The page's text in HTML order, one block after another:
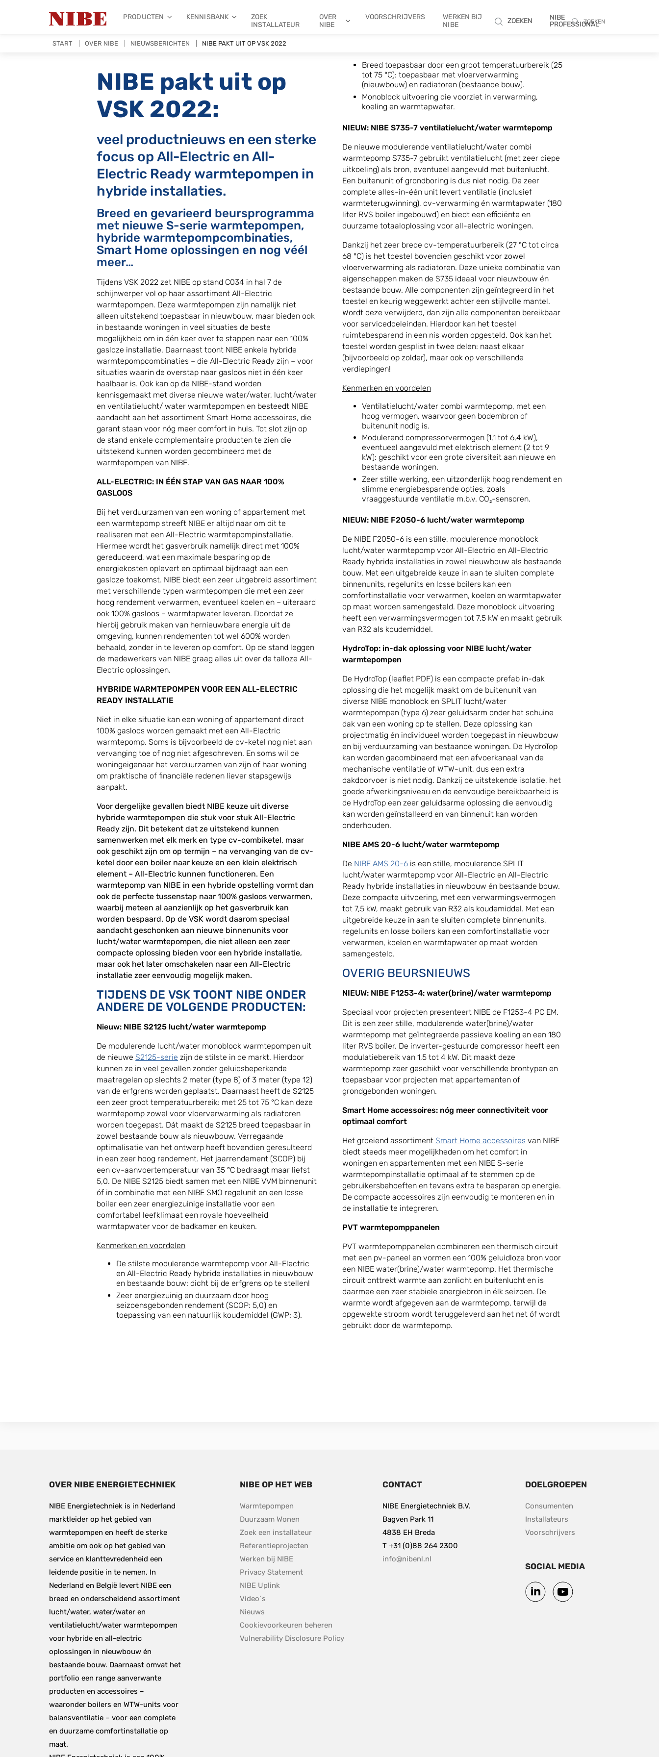
PRODUCTEN KENNISBANK
ZOEK
INSTALLATEUR
OVER
NIBE
VOORSCHRIJVERS
WERKEN BIJ
NIBE
ZOEKEN
NIBE
PROFESSIONAL
ZOEKEN
START OVER NIBE NIEUWSBERICHTEN NIBE PAKT UIT OP VSK 2022
NIBE pakt uit op
VSK 2022:
veel productnieuws en een sterke
focus op All-Electric en All-
Electric Ready warmtepompen in
hybride installaties.
Breed en gevarieerd beursprogramma
met nieuwe S-serie warmtepompen,
hybride warmtepompcombinaties,
Smart Home oplossingen en nog véél
meer…
Tijdens VSK 2022 zet NIBE op stand C034 in hal 7 de
schijnwerper vol op haar assortiment All-Electric
warmtepompen. Deze warmtepompen zijn namelijk niet
alleen uitstekend toepasbaar in nieuwbouw, maar bieden ook
in bestaande woningen in veel situaties de beste
mogelijkheid om in één keer over te stappen naar een 100%
gasloze installatie. Daarnaast toont NIBE enkele hybride
warmtepompcombinaties – die All-Electric Ready zijn – voor
situaties waarin de overstap naar gasloos niet in één keer
haalbaar is. Ook kan op de NIBE-stand worden
kennisgemaakt met diverse nieuwe water/water, lucht/water
en ventilatielucht/ water warmtepompen en besteedt NIBE
aandacht aan het assortiment Smart Home accessoires, die
garant staan voor nóg meer comfort in huis. Tot slot zijn op
de stand enkele complementaire producten te zien die
uitstekend kunnen worden gecombineerd met de
warmtepompen van NIBE.
ALL-ELECTRIC: IN ÉÉN STAP VAN GAS NAAR 100%
GASLOOS
Bij het verduurzamen van een woning of appartement met
een warmtepomp streeft NIBE er altijd naar om dit te
realiseren met een All-Electric warmtepompinstallatie.
Hiermee wordt het gasverbruik namelijk direct met 100%
gereduceerd, wat een maximale besparing op de
energiekosten oplevert en optimaal bijdraagt aan een
gasloze toekomst. NIBE biedt een zeer uitgebreid assortiment
met verschillende typen warmtepompen die met een zeer
hoog rendement verwarmen, eventueel koelen en – uiteraard
ook 100% gasloos – warmtapwater leveren. Doordat ze
hierbij gebruik maken van hernieuwbare energie uit de
omgeving, kunnen rendementen tot wel 600% worden
behaald, zonder in te leveren op comfort. Op de stand leggen
de medewerkers van NIBE graag alles uit over de talloze All-
Electric oplossingen.
HYBRIDE WARMTEPOMPEN VOOR EEN ALL-ELECTRIC
READY INSTALLATIE
Niet in elke situatie kan een woning of appartement direct
100% gasloos worden gemaakt met een All-Electric
warmtepomp. Soms is bijvoorbeeld de cv-ketel nog niet aan
vervanging toe of nog niet afgeschreven. En soms wil de
woningeigenaar het verduurzamen van zijn of haar woning
om praktische of financiële redenen liever stapsgewijs
aanpakt.
Voor dergelijke gevallen biedt NIBE keuze uit diverse
hybride warmtepompen die stuk voor stuk All-Electric
Ready zijn. Dit betekent dat ze uitstekend kunnen
samenwerken met elk merk en type cv-combiketel, maar
ook geschikt zijn om op termijn – na vervanging van de cv-
ketel door een boiler naar keuze en een klein elektrisch
element – All-Electric kunnen functioneren. Een
warmtepomp van NIBE in een hybride opstelling vormt dan
ook de perfecte tussenstap naar 100% gasloos verwarmen,
waarbij meteen al aanzienlijk op het gasverbruik kan
worden bespaard. Op de VSK wordt daarom speciaal
aandacht geschonken aan nieuwe binnenunits voor
lucht/water warmtepompen, die niet alleen een zeer
compacte oplossing bieden voor een hybride installatie,
maar ook het later omschakelen naar een All-Electric
installatie zeer eenvoudig mogelijk maken.
TIJDENS DE VSK TOONT NIBE ONDER
ANDERE DE VOLGENDE PRODUCTEN:
Nieuw: NIBE S2125 lucht/water warmtepomp
De modulerende lucht/water monoblock warmtepompen uit
de nieuweS2125-serie zijn de stilste in de markt. Hierdoor
kunnen ze in veel gevallen zonder geluidsbeperkende
maatregelen op slechts 2 meter (type 8) of 3 meter (type 12)
van de erfgrens worden geplaatst. Daarnaast heeft de S2125
een zeer groot temperatuurbereik: met 25 tot 75 °C kan deze
warmtepomp zowel voor vloerverwarming als radiatoren
worden toegepast. Dát maakt de S2125 breed toepasbaar in
zowel bestaande bouw als nieuwbouw. Verregaande
optimalisatie van het ontwerp heeft bovendien geresulteerd
in een zeer hoog rendement. Het jaarrendement (SCOP) bij
een cv-aanvoertemperatuur van 35 °C bedraagt maar liefst
5,0. De NIBE S2125 biedt samen met een NIBE VVM binnenunit
óf in combinatie met een NIBE SMO regelunit en een losse
boiler een zeer energiezuinige installatie voor een
comfortabel leefklimaat een royale hoeveelheid
warmtapwater voor de badkamer en keuken.
Kenmerken en voordelen
De stilste modulerende warmtepomp voor All-Electric
en All-Electric Ready hybride installaties in nieuwbouw
en bestaande bouw: dicht bij de erfgrens op te stellen!
Zeer energiezuinig en duurzaam door hoog
seizoensgebonden rendement (SCOP: 5,0) en
toepassing van een natuurlijk koudemiddel (GWP: 3).
Breed toepasbaar door een groot temperatuurbereik (25
tot 75 °C): toepasbaar met vloerverwarming
(nieuwbouw) en radiatoren (bestaande bouw).
Monoblock uitvoering die voorziet in verwarming,
koeling en warmtapwater.
NIEUW: NIBE S735-7 ventilatielucht/water warmtepomp
De nieuwe modulerende ventilatielucht/water combi
warmtepomp S735-7 gebruikt ventilatielucht (met zeer diepe
uitkoeling) als bron, eventueel aangevuld met buitenlucht.
Een buitenunit of grondboring is dus niet nodig. De zeer
complete alles-in-één unit levert ventilatie (inclusief
warmteterugwinning), cv-verwarming én warmtapwater (180
liter RVS boiler ingebouwd) en biedt een efficiënte en
duurzame totaaloplossing voor all-electric woningen.
Dankzij het zeer brede cv-temperatuurbereik (27 °C tot circa
68 °C) is het toestel bovendien geschikt voor zowel
vloerverwarming als radiatoren. Deze unieke combinatie van
eigenschappen maken de S735 ideaal voor nieuwbouw én
bestaande bouw. Alle componenten zijn geïntegreerd in het
toestel en keurig weggewerkt achter een stijlvolle mantel.
Wordt deze verwijderd, dan zijn alle componenten bereikbaar
voor servicedoeleinden. Hierdoor kan het toestel
ruimtebesparend in een nis worden opgesteld. Ook kan het
toestel worden gesplist in twee delen: naast elkaar
(bijvoorbeeld op zolder), maar ook op verschillende
verdiepingen!
Kenmerken en voordelen
Ventilatielucht/water combi warmtepomp, met een
hoog vermogen, waarvoor geen bodembron of
buitenunit nodig is.
Modulerend compressorvermogen (1,1 tot 6,4 kW),
eventueel aangevuld met elektrisch element (2 tot 9
kW): geschikt voor een grote diversiteit aan nieuwe en
bestaande woningen.
Zeer stille werking, een uitzonderlijk hoog rendement en
slimme energiebesparende opties, zoals
vraaggestuurde ventilatie m.b.v. CO₂-sensoren.
NIEUW: NIBE F2050-6 lucht/water warmtepomp
De NIBE F2050-6 is een stille, modulerende monoblock
lucht/water warmtepomp voor All-Electric en All-Electric
Ready hybride installaties in zowel nieuwbouw als bestaande
bouw. Met een uitgebreide keuze in aan te sluiten complete
binnenunits, regelunits en losse boilers kan een
comfortinstallatie voor verwarmen, koelen en warmtapwater
op maat worden samengesteld. Deze monoblock uitvoering
heeft een verwarmingsvermogen tot 7,5 kW en maakt gebruik
van R32 als koudemiddel.
HydroTop: in-dak oplossing voor NIBE lucht/water
warmtepompen
De HydroTop (leaflet PDF) is een compacte prefab in-dak
oplossing die het mogelijk maakt om de buitenunit van
diverse NIBE monoblock en SPLIT lucht/water
warmtepompen (type 6) zeer geluidsarm onder het schuine
dak van een woning op te stellen. Deze oplossing kan
projectmatig én individueel worden toegepast in nieuwbouw
en bij verduurzaming van bestaande woningen. De HydroTop
kan worden gecombineerd met een afvoerkanaal van de
mechanische ventilatie of WTW-unit, dus een extra
dakdoorvoer is niet nodig. Dankzij de uitstekende isolatie, het
goede afwerkingsniveau en de eenvoudige bereikbaarheid is
de HydroTop een zeer geluidsarme oplossing die eenvoudig
kan worden geïnstalleerd en van binnenuit kan worden
onderhouden.
NIBE AMS 20-6 lucht/water warmtepomp
De NIBE AMS 20-6is een stille, modulerende SPLIT
lucht/water warmtepomp voor All-Electric en All-Electric
Ready hybride installaties in nieuwbouw én bestaande bouw.
Deze compacte uitvoering, met een verwarmingsvermogen
tot 7,5 kW, maakt gebruik van R32 als koudemiddel. Met een
uitgebreide keuze in aan te sluiten complete binnenunits,
regelunits en losse boilers kan een comfortinstallatie voor
verwarmen, koelen en warmtapwater op maat worden
samengesteld.
OVERIG BEURSNIEUWS
NIEUW: NIBE F1253-4: water(brine)/water warmtepomp
Speciaal voor projecten presenteert NIBE de F1253-4 PC EM.
Dit is een zeer stille, modulerende water(brine)/water
warmtepomp met geïntegreerde passieve koeling en een 180
liter RVS boiler. De inverter-gestuurde compressor heeft een
modulatiebereik van 1,5 tot 4 kW. Dit maakt deze
warmtepomp zeer geschikt voor verschillende brontypen en
toepasbaar voor projecten met appartementen of
grondgebonden woningen.
Smart Home accessoires: nóg meer connectiviteit voor
optimaal comfort
Het groeiend assortiment Smart Home accessoires van NIBE
biedt steeds meer mogelijkheden om het comfort in
woningen en appartementen met een NIBE S-serie
warmtepompinstallatie optimaal af te stemmen op de
gebruikersbehoeften en tevens extra te besparen op energie.
De compacte accessoires zijn eenvoudig te monteren en in
de installatie te integreren.
PVT warmtepomppanelen
PVT warmtepomppanelen combineren een thermisch circuit
met een pv-paneel en vormen een 100% geluidloze bron voor
een NIBE water(brine)/water warmtepomp. Het thermische
circuit onttrekt warmte aan zonlicht en buitenlucht en is
daarmee een zeer stabiele energiebron in élk seizoen. De
warmte wordt afgegeven aan de warmtepomp, terwijl de
opgewekte stroom wordt teruggeleverd aan het net óf wordt
gebruikt door de warmtepomp.
OVER NIBE ENERGIETECHNIEK
NIBE Energietechniek is in Nederland
marktleider op het gebied van
warmtepompen en heeft de sterke
ambitie om ook op het gebied van
service en klanttevredenheid een
leidende positie in te nemen. In
Nederland en België levert NIBE een
breed en onderscheidend assortiment
lucht/water, water/water en
ventilatielucht/water warmtepompen
voor hybride en all-electric
oplossingen in nieuwbouw én
bestaande bouw. Daarnaast omvat het
portfolio een range aanverwante
producten en accessoires –
waaronder boilers en WTW-units voor
balansventilatie – voor een complete
en duurzame comfortinstallatie op
maat.
NIBE OP HET WEB
Warmtepompen
Duurzaam Wonen
Zoek een installateur
Referentieprojecten
Werken bij NIBE
Privacy Statement
NIBE Uplink
Video´s
Nieuws
Cookievoorkeuren beheren
Vulnerability Disclosure Policypdf, 153.9 kB.
CONTACT
NIBE Energietechniek B.V.
Bagven Park 11
4838 EH Breda
T +31 (0)88 264 2300
info@nibenl.nl
DOELGROEPEN
Consumenten
Installateurs
Voorschrijvers
SOCIAL MEDIA